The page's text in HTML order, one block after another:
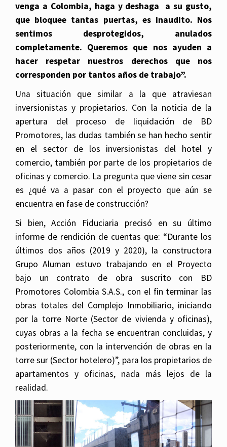
venga a Colombia, haga y deshaga a su gusto,
que bloquee tantas puertas, es inaudito. Nos
sentimos desprotegidos, anulados
completamente. Queremos que nos ayuden a
hacer respetar nuestros derechos que nos
corresponden por tantos años de trabajo”.
Una situación que similar a la que atraviesan
inversionistas y propietarios. Con la noticia de la
apertura del proceso de liquidación de BD
Promotores, las dudas también se han hecho sentir
en el sector de los inversionistas del hotel y
comercio, también por parte de los propietarios de
oficinas y comercio. La pregunta que viene sin cesar
es ¿qué va a pasar con el proyecto que aún se
encuentra en fase de construcción?
Si bien, Acción Fiduciaria precisó en su último
informe de rendición de cuentas que: “Durante los
últimos dos años (2019 y 2020), la constructora
Grupo Aluman estuvo trabajando en el Proyecto
bajo un contrato de obra suscrito con BD
Promotores Colombia S.A.S., con el fin terminar las
obras totales del Complejo Inmobiliario, iniciando
por la torre Norte (Sector de vivienda y oficinas),
cuyas obras a la fecha se encuentran concluidas, y
posteriormente, con la intervención de obras en la
torre sur (Sector hotelero)”, para los propietarios de
apartamentos y oficinas, nada más lejos de la
realidad.